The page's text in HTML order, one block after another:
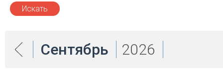
Сентябрь 2026